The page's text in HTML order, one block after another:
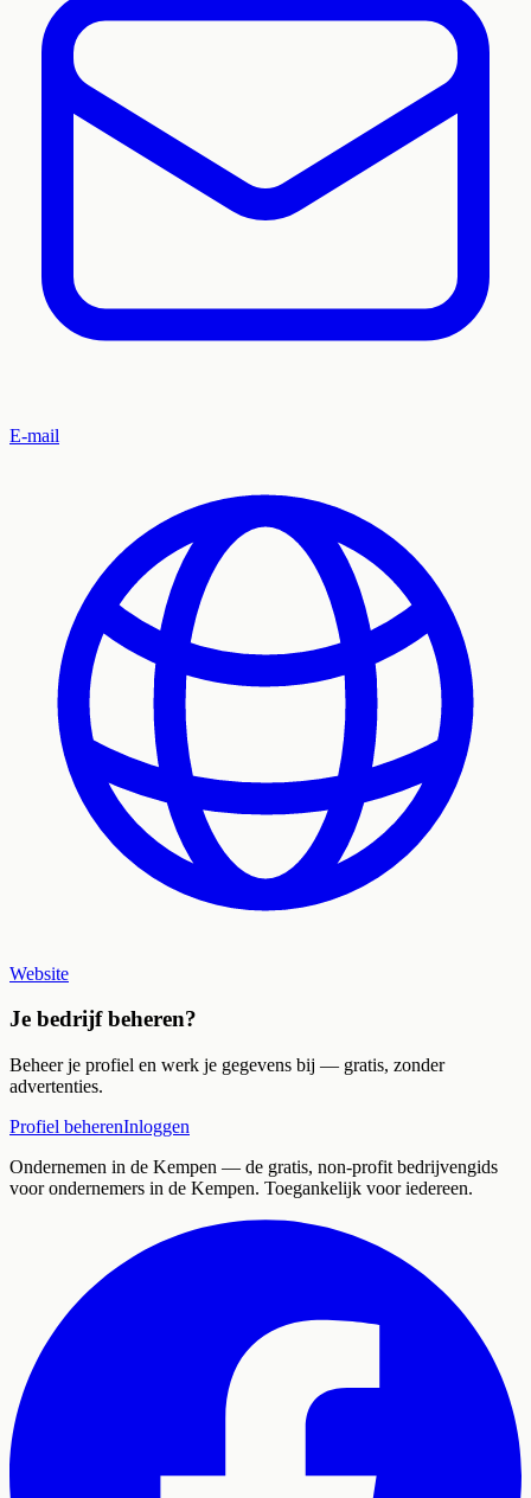
E-mail
Website
Je bedrijf beheren?
Beheer je profiel en werk je gegevens bij — gratis, zonder
advertenties.
Profiel beherenInloggen
Ondernemen in de Kempen — de gratis, non-profit bedrijvengids
voor ondernemers in de Kempen. Toegankelijk voor iedereen.